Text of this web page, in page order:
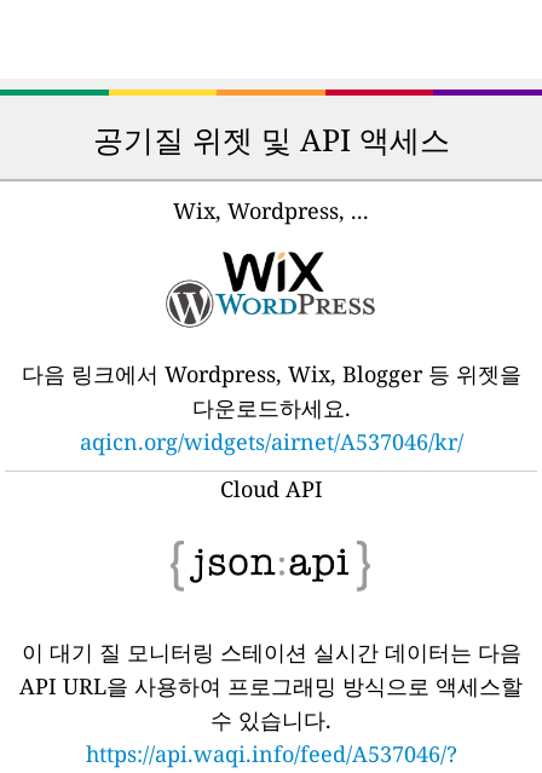
공기질 위젯 및 API 액세스
Wix, Wordpress, ...
다음 링크에서 Wordpress, Wix, Blogger 등 위젯을
다운로드하세요.
aqicn.org/widgets/airnet/A537046/kr/
Cloud API
이 대기 질 모니터링 스테이션 실시간 데이터는 다음
API URL을 사용하여 프로그래밍 방식으로 액세스할
수 있습니다.
https://api.waqi.info/feed/A537046/?